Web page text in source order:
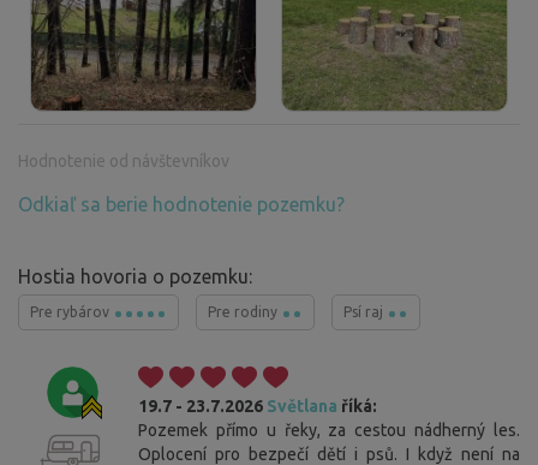
Hodnotenie od návštevníkov
Odkiaľ sa berie hodnotenie pozemku?
Hostia hovoria o pozemku:
Pre rybárov Pre rodiny Psí raj
19.7 - 23.7.2026 Světlana říká:
Pozemek přímo u řeky, za cestou nádherný les.
Oplocení pro bezpečí dětí i psů. I když není na